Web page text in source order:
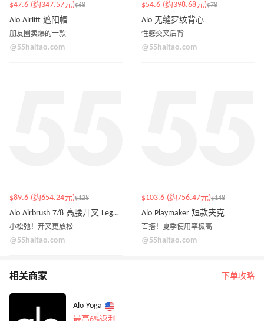
$47.6 (约347.57元)$68
Alo Airlift 遮阳帽
朋友圈卖爆的一款
@55haitao.com
$54.6 (约398.68元)$78
Alo 无缝罗纹背心
性感交叉后背
@55haitao.com
$89.6 (约654.24元)$128
Alo Airbrush 7/8 高腰开叉 Legging
小松弛！开叉更放松
@55haitao.com
$103.6 (约756.47元)$148
Alo Playmaker 短款夹克
百搭！夏季使用率极高
@55haitao.com
相关商家 下单攻略
Alo Yoga